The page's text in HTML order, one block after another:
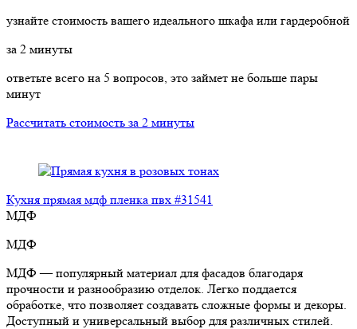
узнайте стоимость вашего идеального шкафа или гардеробной
за 2 минуты
ответьте всего на 5 вопросов, это займет не больше пары
минут
Рассчитать стоимость за 2 минуты
Кухня прямая мдф пленка пвх #31541
МДФ
МДФ
МДФ — популярный материал для фасадов благодаря
прочности и разнообразию отделок. Легко поддается
обработке, что позволяет создавать сложные формы и декоры.
Доступный и универсальный выбор для различных стилей.